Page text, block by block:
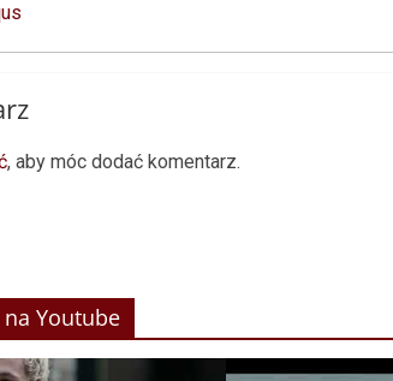
, aby móc dodać komentarz.
Youtube